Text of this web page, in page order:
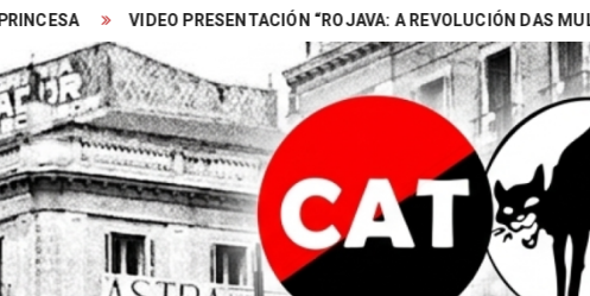
VIDEO PRESENTACIÓN “ROJAVA: A REVOLUCIÓN DAS MULLERES”